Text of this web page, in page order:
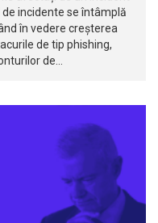
incidente se întâmplă
în vedere creșterea
de tip phishing,
de…